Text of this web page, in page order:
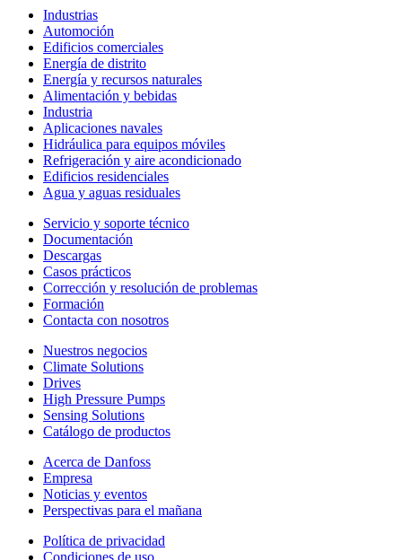
Industrias
Automoción
Edificios comerciales
Energía de distrito
Energía y recursos naturales
Alimentación y bebidas
Industria
Aplicaciones navales
Hidráulica para equipos móviles
Refrigeración y aire acondicionado
Edificios residenciales
Agua y aguas residuales
Servicio y soporte técnico
Documentación
Descargas
Casos prácticos
Corrección y resolución de problemas
Formación
Contacta con nosotros
Nuestros negocios
Climate Solutions
Drives
High Pressure Pumps
Sensing Solutions
Catálogo de productos
Acerca de Danfoss
Empresa
Noticias y eventos
Perspectivas para el mañana
Política de privacidad
Condiciones de uso